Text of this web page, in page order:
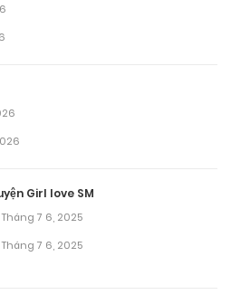
Girl love SM
Tháng 7 6, 2025
Tháng 7 6, 2025